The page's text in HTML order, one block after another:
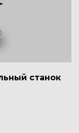
станок